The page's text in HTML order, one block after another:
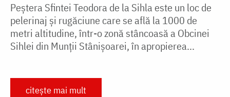
Peștera Sfintei Teodora de la Sihla este un loc de
pelerinaj și rugăciune care se află la 1000 de
metri altitudine, într-o zonă stâncoasă a Obcinei
Sihlei din Munții Stânișoarei, în apropierea...
citește mai mult